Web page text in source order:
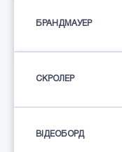
БРАНДМАУЕР
СКРОЛЕР
ВІДЕОБОРД